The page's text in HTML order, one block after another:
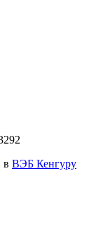
в ВЭБ Кенгуру